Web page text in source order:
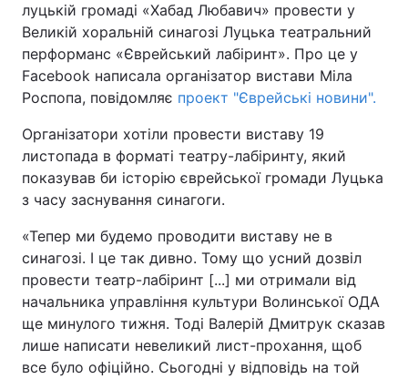
Україна Політика
Економіка Світ
Спорт Наука
Техно і зв'язок Лайт
Зброя Інциденти
Здоров'я Туризм
луцькій громаді «Хабад Любавич» провести у
Великій хоральній синагозі Луцька театральний
перформанс «Єврейський лабіринт». Про це у
Facebook написала організатор вистави Міла
Роспопа, повідомляє проект "Єврейські новини".
Організатори хотіли провести виставу 19
листопада в форматі театру-лабіринту, який
показував би історію єврейської громади Луцька
з часу заснування синагоги.
«Тепер ми будемо проводити виставу не в
синагозі. І це так дивно. Тому що усний дозвіл
провести театр-лабіринт [...] ми отримали від
начальника управління культури Волинської ОДА
ще минулого тижня. Тоді Валерій Дмитрук сказав
лише написати невеликий лист-прохання, щоб
все було офіційно. Сьогодні у відповідь на той